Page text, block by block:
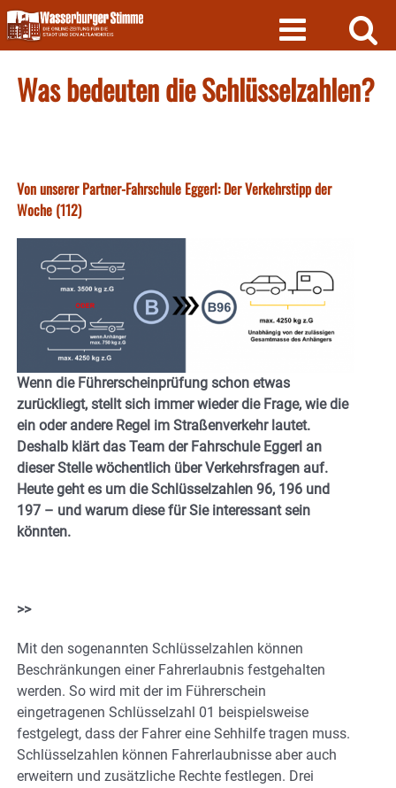
Skip
to
content
Was bedeuten die Schlüsselzahlen?
Von unserer Partner-Fahrschule Eggerl: Der Verkehrstipp der
Woche (112)
Wenn die Führerscheinprüfung schon etwas
zurückliegt, stellt sich immer wieder die Frage, wie die
ein oder andere Regel im Straßenverkehr lautet.
Deshalb klärt das Team der Fahrschule Eggerl an
dieser Stelle wöchentlich über Verkehrsfragen auf.
Heute geht es um die Schlüsselzahlen 96, 196 und
197 – und warum diese für Sie interessant sein
könnten.
>>
Mit den sogenannten Schlüsselzahlen können
Beschränkungen einer Fahrerlaubnis festgehalten
werden. So wird mit der im Führerschein
eingetragenen Schlüsselzahl 01 beispielsweise
festgelegt, dass der Fahrer eine Sehhilfe tragen muss.
Schlüsselzahlen können Fahrerlaubnisse aber auch
erweitern und zusätzliche Rechte festlegen. Drei